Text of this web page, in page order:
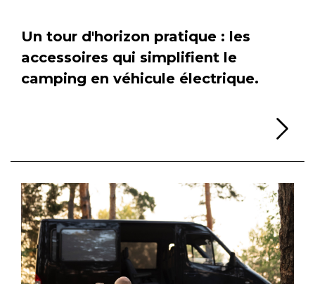
Un tour d'horizon pratique : les
accessoires qui simplifient le
camping en véhicule électrique.